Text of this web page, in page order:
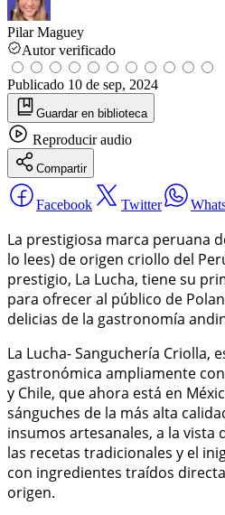
Pilar Maguey
Autor verificado
Publicado 10 de sep, 2024
Guardar en biblioteca
Reproduciraudio
Compartir
Facebook Twitter
La prestigiosa marca peruana
lo lees) de origen criollo del
prestigio, La Lucha, tiene su
para ofrecer al público de
delicias de la gastronomía
La Lucha- Sanguchería Criolla,
gastronómica ampliamente
y Chile, que ahora está en
sánguches de la más alta
insumos artesanales, a la vista
las recetas tradicionales y el
con ingredientes traídos
origen.